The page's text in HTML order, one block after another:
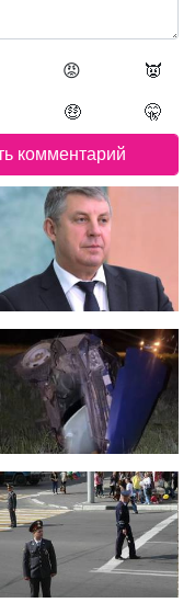
😡 👿
🤑 🤫